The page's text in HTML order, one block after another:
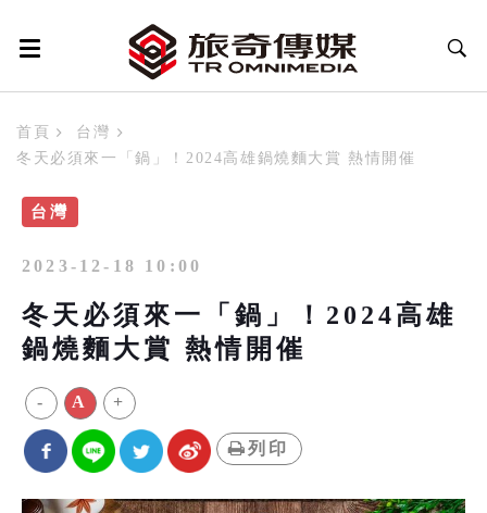
首頁
台灣
冬天必須來一「鍋」！2024高雄鍋燒麵大賞 熱情開催
台灣
2023-12-18 10:00
冬天必須來一「鍋」！2024高雄
鍋燒麵大賞 熱情開催
- A +
列印